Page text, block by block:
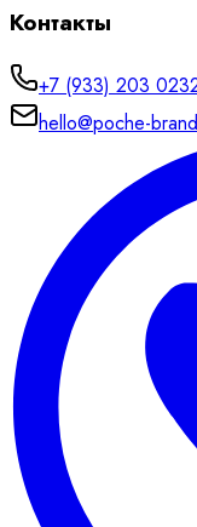
Контакты
+7 (933) 203
hello@poche-